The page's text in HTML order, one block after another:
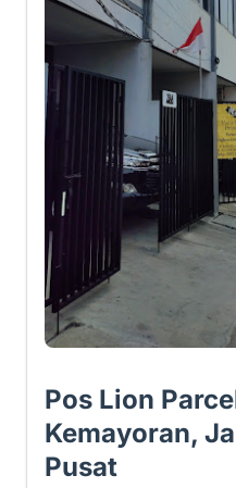
Pos Lion
Kemayoran,
Pusat